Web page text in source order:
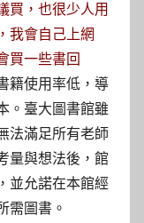
買，也很少人用
我會自己上網
買一些書回
籍使用率低，導
。臺大圖書館雖
法滿足所有老師
量與想法後，館
並允諾在本館經
需圖書。